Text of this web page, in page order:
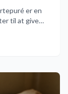
er en
til at give
ærtepuré,